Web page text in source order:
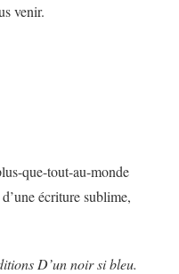
venir.
que-tout-au-monde
écriture sublime,
D’un noir si bleu.